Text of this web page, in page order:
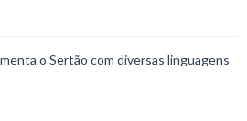
o Sertão com diversas linguagens